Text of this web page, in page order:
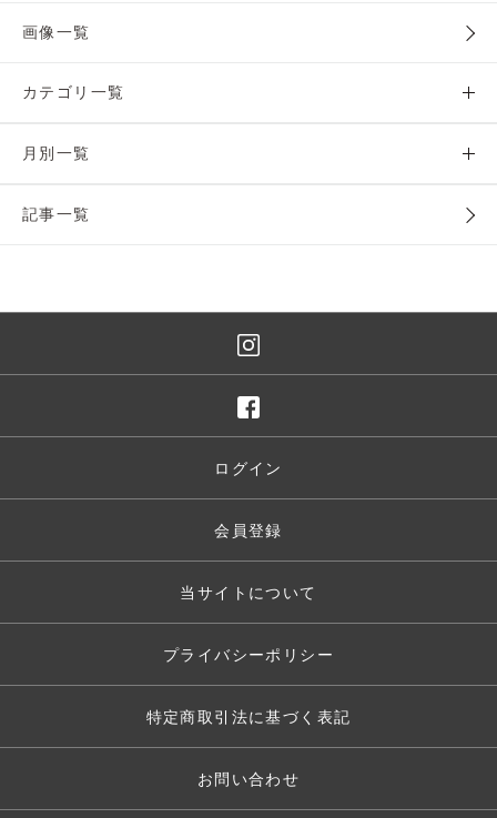
画像一覧
カテゴリ一覧
月別一覧
記事一覧
ログイン
会員登録
当サイトについて
プライバシーポリシー
特定商取引法に基づく表記
お問い合わせ